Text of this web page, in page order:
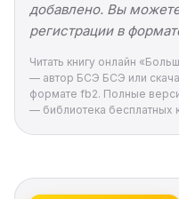
добавлено. Вы
регистрации в
Читать книгу онлайн
— автор БСЭ БСЭ или
формате fb2. Полные
— библиотека бесплатных